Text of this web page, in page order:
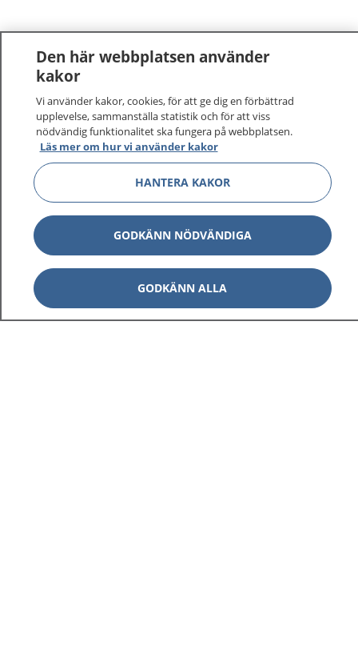
1177–tryggt om din hälsa och vård
På 1177.se får du råd om hälsa och information om
sjukdomar och vilka mottagningar du kan kontakta.
Logga in för att läsa din journal och göra dina
vårdärenden. Ring telefonnummer 1177 för
sjukvårdsrådgivning dygnet runt.
1177 ger dig råd när du vill må bättre.
Den här webbplatsen använder
kakor
Vi använder kakor, cookies, för att ge dig en förbättrad
upplevelse, sammanställa statistik och för att viss
nödvändig funktionalitet ska fungera på webbplatsen.
Läs mer om hur vi använder kakor
HANTERA KAKOR
GODKÄNN NÖDVÄNDIGA
GODKÄNN ALLA